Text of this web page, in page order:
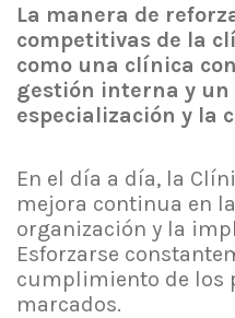
La manera de
competitivas de la
como una clínica
gestión interna y
especialización y la
En el día a día, la
mejora continua en
organización y la
Esforzarse
cumplimiento de los
marcados.